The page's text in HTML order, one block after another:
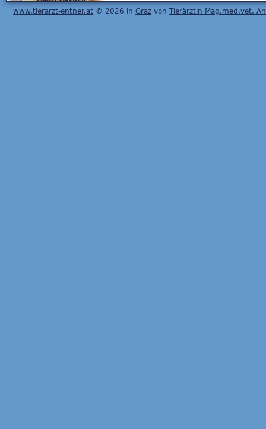
www.tierarzt-entner.at © 2026 in Graz von Tierärztin Mag.med.vet.